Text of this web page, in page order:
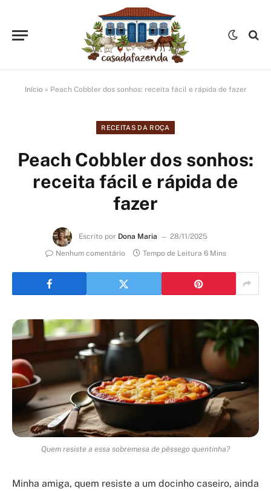
Início » Peach Cobbler dos sonhos: receita fácil e rápida de fazer
RECEITAS DA ROÇA
Peach Cobbler dos sonhos:
receita fácil e rápida de
fazer
Escrito por Dona Maria
28/11/2025
Nenhum comentário
Tempo de Leitura 6 Mins
Quem resiste a essa sobremesa de pêssego quentinha?
Minha amiga, quem resiste a um docinho caseiro, ainda